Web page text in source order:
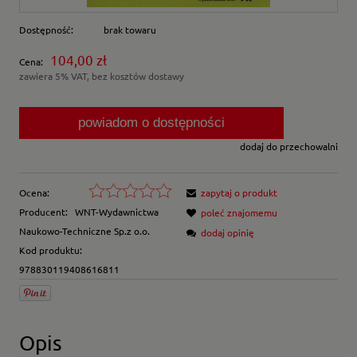
Dostępność: brak towaru
Cena: 104,00 zł
zawiera 5% VAT, bez kosztów dostawy
powiadom o dostępności
dodaj do przechowalni
Ocena:
Producent:
WNT-Wydawnictwa
Naukowo-Techniczne Sp.z o.o.
Kod produktu:
978830119408616811
zapytaj o produkt
poleć znajomemu
dodaj opinię
Opis